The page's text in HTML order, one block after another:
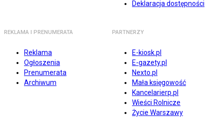
Deklaracja dostępności
REKLAMA I PRENUMERATA
Reklama
Ogłoszenia
Prenumerata
Archiwum
PARTNERZY
E-kiosk.pl
E-gazety.pl
Nexto.pl
Mała księgowość
Kancelarierp.pl
Wieści Rolnicze
Życie Warszawy